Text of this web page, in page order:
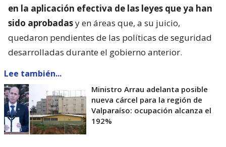
en la aplicación efectiva de las leyes que ya han
sido aprobadasy en áreas que, a su juicio,
quedaron pendientes de las políticas de seguridad
desarrolladas durante el gobierno anterior.
Lee también...
Ministro Arrau adelanta posible
nueva cárcel para la región de
Valparaíso: ocupación alcanza el
192%